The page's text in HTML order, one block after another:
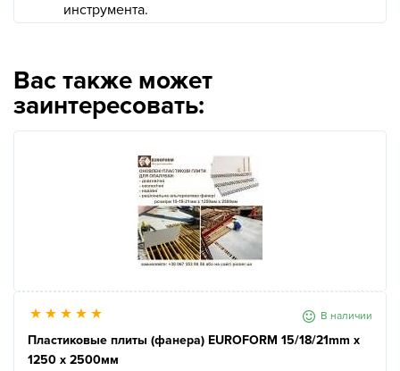
Вас также может
заинтересовать:
В наличии
Пластиковые плиты (фанера) EUROFORM 15/18/21mm x
1250 x 2500мм
инструмента.